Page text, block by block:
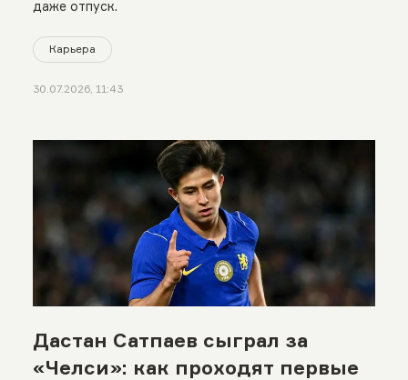
даже отпуск.
Карьера
30.07.2026, 11:43
Дастан Сатпаев сыграл за
«Челси»: как проходят первые